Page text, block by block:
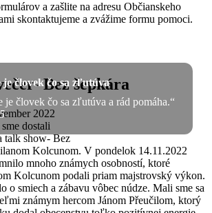
a zašlite na adresu Občianskeho
skontaktujeme a zvážime formu pomoci.
človek čo sa zľutúva
je človek čo sa zľutúva a rád pomáha.“
Bez šepkára
2022
dostali
talk show- Bez
Kolcunom. V pondelok 14.11.2022
mnoho známych osobností, ktoré
Kolcunom podali priam majstrovský výkon.
o smiech a zábavu vôbec núdze. Mali sme sa
známym hercom Jánom Přeučilom, ktorý